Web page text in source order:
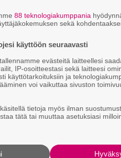
88 teknologiakumppania
sekä
käyttöön seuraavasti
evästeitä laitteellesi
IP-osoitteestasi sekä laitteesi
käyttötarkoituksiin ja
voi vaikuttaa sivuston
tietoja myös ilman
tätä tai muuttaa asetuksiasi